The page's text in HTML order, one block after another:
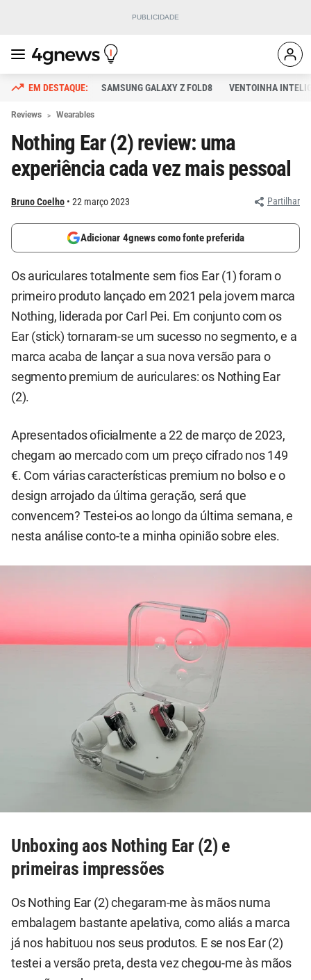
SAMSUNG GALAXY Z FOLD8 VENTOINHA
Reviews Wearables
Nothing Ear (2) review: uma
experiência cada vez mais pessoal
Bruno Coelho 22 março 2023 Partilhar
Adicionar 4gnews como fonte preferida
Os auriculares totalmente sem fios Ear (1) foram o
primeiro produto lançado em 2021 pela jovem marca
Nothing, liderada por Carl Pei. Em conjunto com os
Ear (stick) tornaram-se um sucesso no segmento, e a
marca acaba de lançar a sua nova versão para o
segmento premium de auriculares: os Nothing Ear
(2).
Apresentados oficialmente a 22 de março de 2023,
chegam ao mercado com um preço cifrado nos 149
€. Com várias características premium no bolso e o
design arrojado da última geração, será que
convencem? Testei-os ao longo da última semana, e
nesta análise conto-te a minha opinião sobre eles.
Unboxing aos Nothing Ear (2) e
primeiras impressões
Os Nothing Ear (2) chegaram-me às mãos numa
embalagem bastante apelativa, como aliás a marca
já nos habituou nos seus produtos. E se nos Ear (2)
testei a versão preta, desta vez chegou-me às mãos